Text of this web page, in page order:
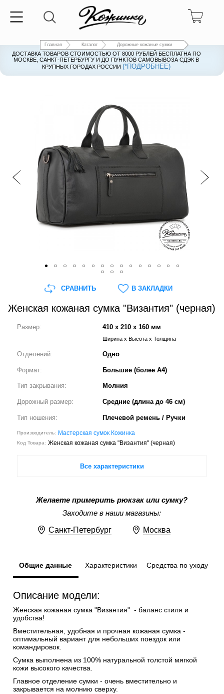
Главная Каталог Дорожные кожаные сумки
ДОСТАВКА ТОВАРОВ СТОИМОСТЬЮ ОТ 8000 РУБЛЕЙ БЕСПЛАТНА ПО
МОСКВЕ, САНКТ-ПЕТЕРБУРГУ И ДО ПУНКТОВ САМОВЫВОЗА СДЭК В
КРУПНЫХ ГОРОДАХ РОССИИ(*ПОДРОБНЕЕ)
ДОСТАВКА ТОВАРОВ СТОИМОСТЬЮ ОТ 8000 РУБЛЕЙ БЕСПЛАТНА ПО
МОСКВЕ, САНКТ-ПЕТЕРБУРГУ И ДО ПУНКТОВ САМОВЫВОЗА СДЭК В
КРУПНЫХ ГОРОДАХ РОССИИ(*ПОДРОБНЕЕ)
Женская кожаная сумка "Византия" (черная)
Размер: 410 x 210 x 160 мм
Ширина x Высота x Толщина
Отделений: Одно
Формат: Большие (более А4)
Тип закрывания: Молния
Дорожный размер: Средние (длина до 46 см)
Тип ношения: Плечевой ремень / Ручки
Производитель: Мастерская сумок Кожинка
Код Товара: Женская кожаная сумка "Византия" (черная)
Все характеристики
Желаете примерить рюкзак или сумку?
Заходите в наши магазины:
Санкт-Петербург Москва
СРАВНИТЬ В ЗАКЛАДКИ
Общие данные Характеристики Средства по уходу
Описание модели:
Женская кожаная сумка "Византия" - баланс стиля и
удобства!
Вместительная, удобная и прочная кожаная сумка -
оптимальный вариант для небольших поездок или
командировок.
Сумка выполнена из 100% натуральной толстой мягкой
кожи высокого качества.
Главное отделение сумки - очень вместительно и
закрывается на молнию сверху.